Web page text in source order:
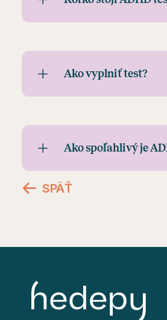
Ako vyplniť test?
Ako spoľahlivý je
SPÄŤ